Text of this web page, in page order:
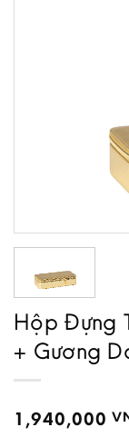
Hộp Đựng
+ Gương
1,940,000